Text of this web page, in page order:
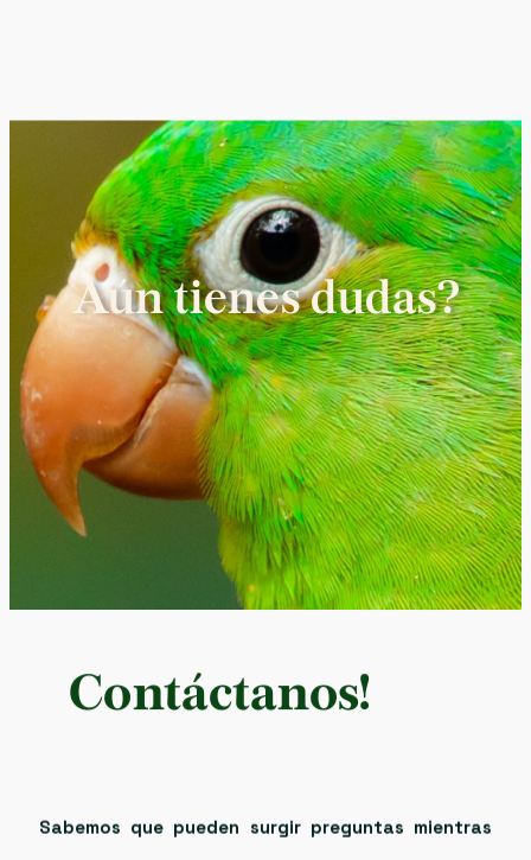
Aún tienes dudas?
Contáctanos!
Sabemos que pueden surgir preguntas mientras